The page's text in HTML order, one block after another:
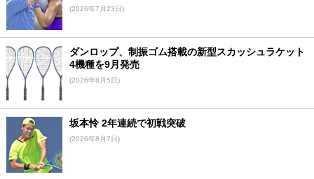
(2026年7月23日)
ダンロップ、制振ゴム搭載の新型スカッシュラケット
4機種を9月発売
(2026年8月5日)
坂本怜 2年連続で初戦突破
(2026年8月7日)